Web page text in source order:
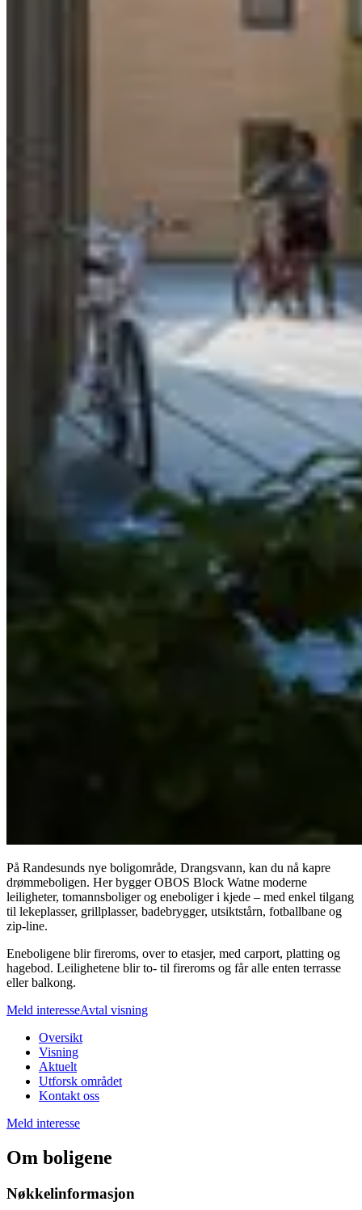
På Randesunds nye boligområde, Drangsvann, kan du nå kapre
drømmeboligen. Her bygger OBOS Block Watne moderne
leiligheter, tomannsboliger og eneboliger i kjede – med enkel tilgang
til lekeplasser, grillplasser, badebrygger, utsiktstårn, fotballbane og
zip-line.
Eneboligene blir fireroms, over to etasjer, med carport, platting og
hagebod. Leilighetene blir to- til fireroms og får alle enten terrasse
eller balkong.
Meld interesseAvtal visning
Oversikt
Visning
Aktuelt
Utforsk området
Kontakt oss
Meld interesse
Om boligene
Nøkkelinformasjon